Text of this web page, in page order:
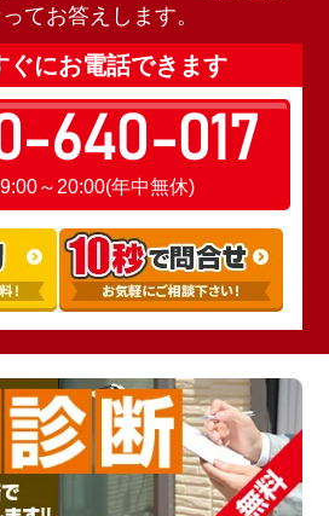
てお答えします。
ぐにお電話できます
640-017
～20:00(年中無休)